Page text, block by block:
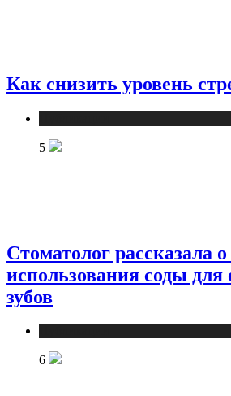
Как снизить уровень
5
Стоматолог рассказала о
использования соды для
зубов
6